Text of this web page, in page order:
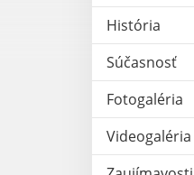
História
Súčasnosť
Fotogaléria
Videogaléria